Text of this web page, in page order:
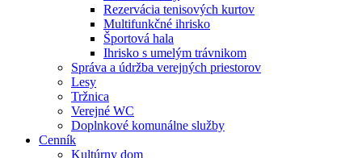
Rezervácia tenisových kurtov
Multifunkčné ihrisko
Športová hala
Ihrisko s umelým trávnikom
Správa a údržba verejných priestorov
Lesy
Tržnica
Verejné WC
Doplnkové komunálne služby
Cenník
Kultúrny dom